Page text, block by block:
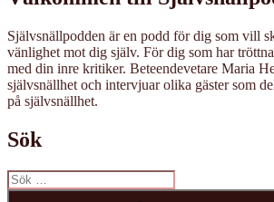
Självsnällpodden är en podd för dig som vill
vänlighet mot dig själv. För dig som har
med din inre kritiker. Beteendevetare Maria
självsnällhet och intervjuar olika gäster som
på självsnällhet.
Sök
Sök
efter: